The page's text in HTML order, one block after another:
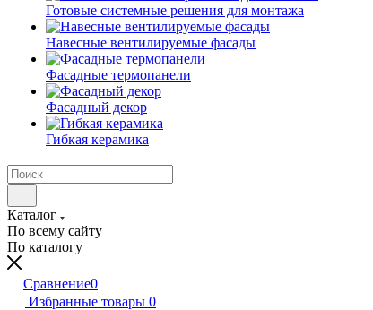
Готовые системные решения для монтажа
Навесные вентилируемые фасады
Фасадные термопанели
Фасадный декор
Гибкая керамика
Каталог
По всему сайту
По каталогу
Сравнение0
Избранные товары 0